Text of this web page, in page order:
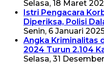
Selasa, 18 Maret
Istri Pengacara
Diperiksa, Polisi
Senin, 6 Januari
Angka Kriminalitas
2024 Turun 2.104
Selasa, 31